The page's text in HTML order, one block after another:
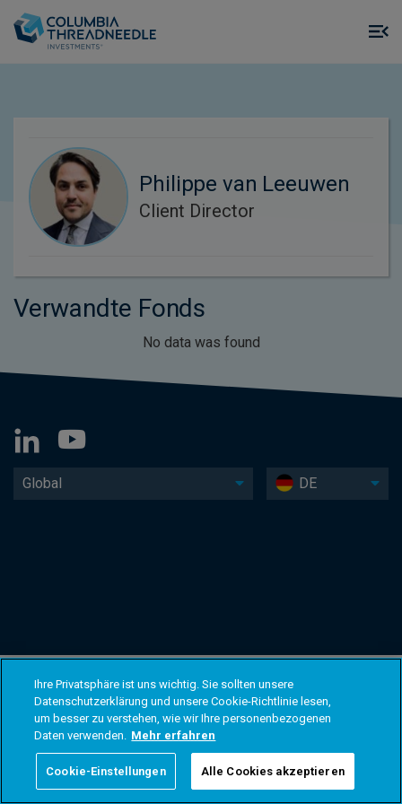
Philippe van Leeuwen
Client Director
Verwandte Fonds
No data was found
Global DE
Ihre Privatsphäre ist uns wichtig. Sie sollten unsere
Datenschutzerklärung und unsere Cookie-Richtlinie lesen,
um besser zu verstehen, wie wir Ihre personenbezogenen
Daten verwenden. Mehr erfahren
Cookie-Einstellungen Alle Cookies akzeptieren